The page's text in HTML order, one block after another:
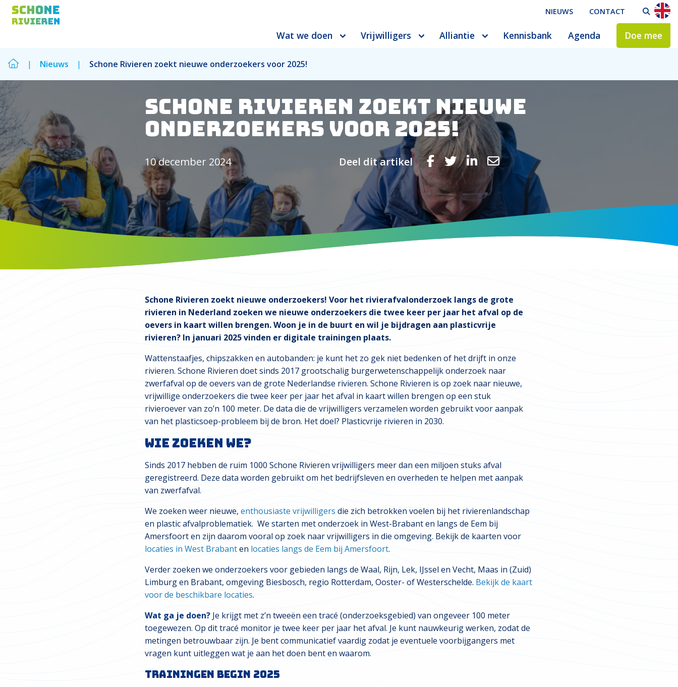
NIEUWS CONTACT
Wat we doen Vrijwilligers Alliantie Kennisbank Agenda Doe mee
Zoek
| Nieuws | Schone Rivieren zoekt nieuwe onderzoekers voor 2025!
Schone Rivieren zoekt nieuwe
onderzoekers voor 2025!
10 december 2024 Deel dit artikel
Schone Rivieren zoekt nieuwe onderzoekers! Voor het rivierafvalonderzoek langs de grote
rivieren in Nederland zoeken we nieuwe onderzoekers die twee keer per jaar het afval op de
oevers in kaart willen brengen. Woon je in de buurt en wil je bijdragen aan plasticvrije
rivieren? In januari 2025 vinden er digitale trainingen plaats.
Wattenstaafjes, chipszakken en autobanden: je kunt het zo gek niet bedenken of het drijft in onze
rivieren. Schone Rivieren doet sinds 2017 grootschalig burgerwetenschappelijk onderzoek naar
zwerfafval op de oevers van de grote Nederlandse rivieren. Schone Rivieren is op zoek naar nieuwe,
vrijwillige onderzoekers die twee keer per jaar het afval in kaart willen brengen op een stuk
rivieroever van zo’n 100 meter. De data die de vrijwilligers verzamelen worden gebruikt voor aanpak
van het plasticsoep-probleem bij de bron. Het doel? Plasticvrije rivieren in 2030.
Wie zoeken we?
Sinds 2017 hebben de ruim 1000 Schone Rivieren vrijwilligers meer dan een miljoen stuks afval
geregistreerd. Deze data worden gebruikt om het bedrijfsleven en overheden te helpen met aanpak
van zwerfafval.
We zoeken weer nieuwe, enthousiaste vrijwilligers die zich betrokken voelen bij het rivierenlandschap
en plastic afvalproblematiek. We starten met onderzoek in West-Brabant en langs de Eem bij
Amersfoort en zijn daarom vooral op zoek naar vrijwilligers in die omgeving. Bekijk de kaarten voor
locaties in West Brabanten locaties langs de Eem bij Amersfoort.
Verder zoeken we onderzoekers voor gebieden langs de Waal, Rijn, Lek, IJssel en Vecht, Maas in (Zuid)
Limburg en Brabant, omgeving Biesbosch, regio Rotterdam, Ooster- of Westerschelde. Bekijk de kaart
voor de beschikbare locaties.
Wat ga je doen? Je krijgt met z’n tweeën een tracé (onderzoeksgebied) van ongeveer 100 meter
toegewezen. Op dit tracé monitor je twee keer per jaar het afval. Je kunt nauwkeurig werken, zodat de
metingen betrouwbaar zijn. Je bent communicatief vaardig zodat je eventuele voorbijgangers met
vragen kunt uitleggen wat je aan het doen bent en waarom.
Trainingen begin 2025